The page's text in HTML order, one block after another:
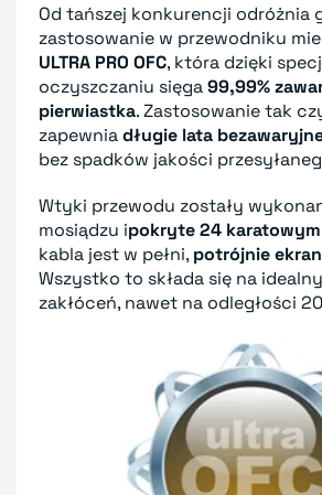
Od tańszej konkurencji odróżnia
zastosowanie w przewodniku
ULTRA PRO OFC, która dzięki
oczyszczaniu sięga99,99%
pierwiastka. Zastosowanie tak
zapewniadługie lata
bez spadków jakości
Wtyki przewodu zostały
mosiądzu ipokryte 24 karatowym
kabla jest w pełni, potrójnie
Wszystko to składa się na
zakłóceń, nawet na odległości